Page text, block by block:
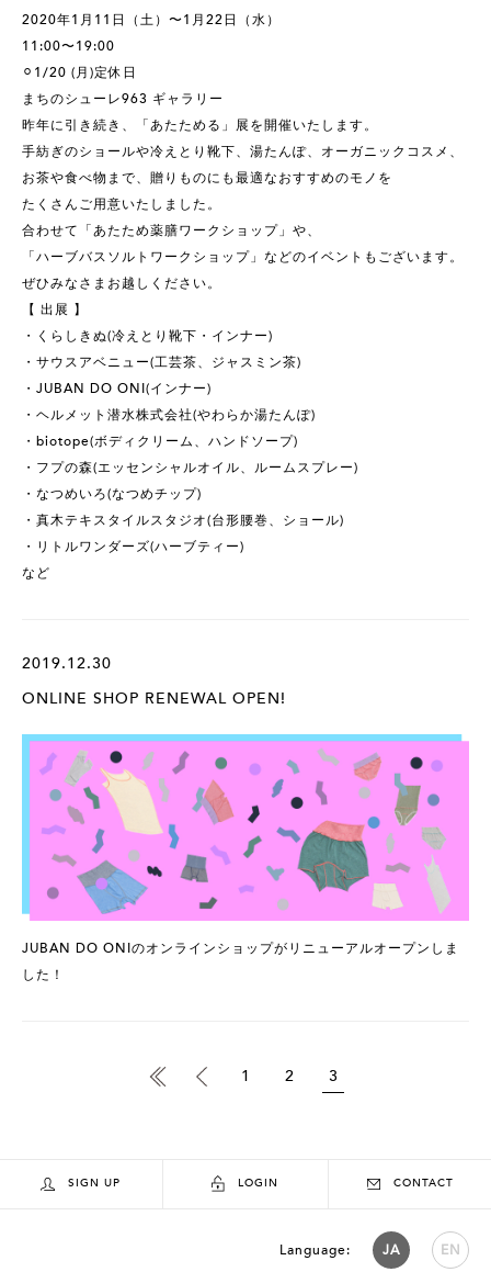
2020年1月11日（土）〜1月22日（水）
11:00〜19:00
⚪︎1/20 (月)定休日
まちのシューレ963 ギャラリー
昨年に引き続き、「あたためる」展を開催いたします。
手紡ぎのショールや冷えとり靴下、湯たんぽ、オーガニックコスメ、
お茶や食べ物まで、贈りものにも最適なおすすめのモノを
たくさんご用意いたしました。
合わせて「あたため薬膳ワークショップ」や、
「ハーブバスソルトワークショップ」などのイベントもございます。
ぜひみなさまお越しください。
【 出展 】
・くらしきぬ(冷えとり靴下・インナー)
・サウスアベニュー(工芸茶、ジャスミン茶)
・JUBAN DO ONI(インナー)
・ヘルメット潜水株式会社(やわらか湯たんぽ)
・biotope(ボディクリーム、ハンドソープ)
・フプの森(エッセンシャルオイル、ルームスプレー)
・なつめいろ(なつめチップ)
・真木テキスタイルスタジオ(台形腰巻、ショール)
・リトルワンダーズ(ハーブティー)
など
2019.12.30
ONLINE SHOP RENEWAL OPEN!
JUBAN DO ONIのオンラインショップがリニューアルオープンしま
した！
1 2 3
SIGN UP LOGIN CONTACT
Language: JA EN